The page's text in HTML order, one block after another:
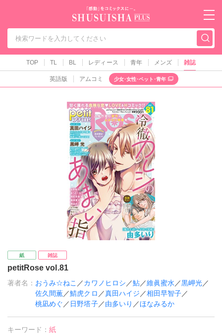
秋水社PLUS（テ
TOP TL BL レディース 青年 メンズ 雑誌
英語版 アムコミ 少女･女性･ペット･青年
紙 雑誌
petitRose vol.81
著者名： おうみ☆ねこ ／カワノヒロシ ／鮎／維眞蜜水 ／黒岬光／
佐久間薫／鯖虎クロ ／真田ハイジ ／相田早智子／
桃凪めぐ ／ 日野塔子／由多いり ／ほなみるか
キーワード：紙